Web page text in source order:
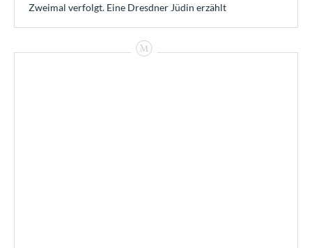
Zweimal verfolgt. Eine Dresdner Jüdin erzählt